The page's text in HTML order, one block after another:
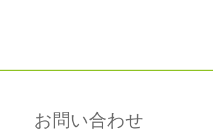
お問い合わせ